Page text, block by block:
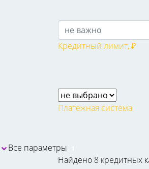
Кредитный лимит, ₽
Платежная система
Все параметры
Найдено 8 кредитных